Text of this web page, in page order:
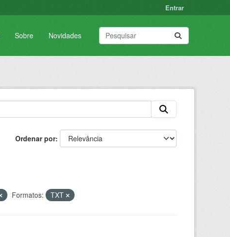
Entrar
Sobre Novidades
Ordenar por
Formatos: TXT